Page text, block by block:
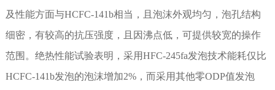
及性能方面与HCFC-141b相当，且泡沫外观均匀，泡孔结构
细密，有较高的抗压强度，且因沸点低，可提供较宽的操作
范围。绝热性能试验表明，采用HFC-245fa发泡技术能耗仅比
HCFC-141b发泡的泡沫增加2%，而采用其他零ODP值发泡